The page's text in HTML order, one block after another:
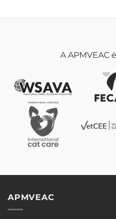
A APMVEAC
APMVEAC